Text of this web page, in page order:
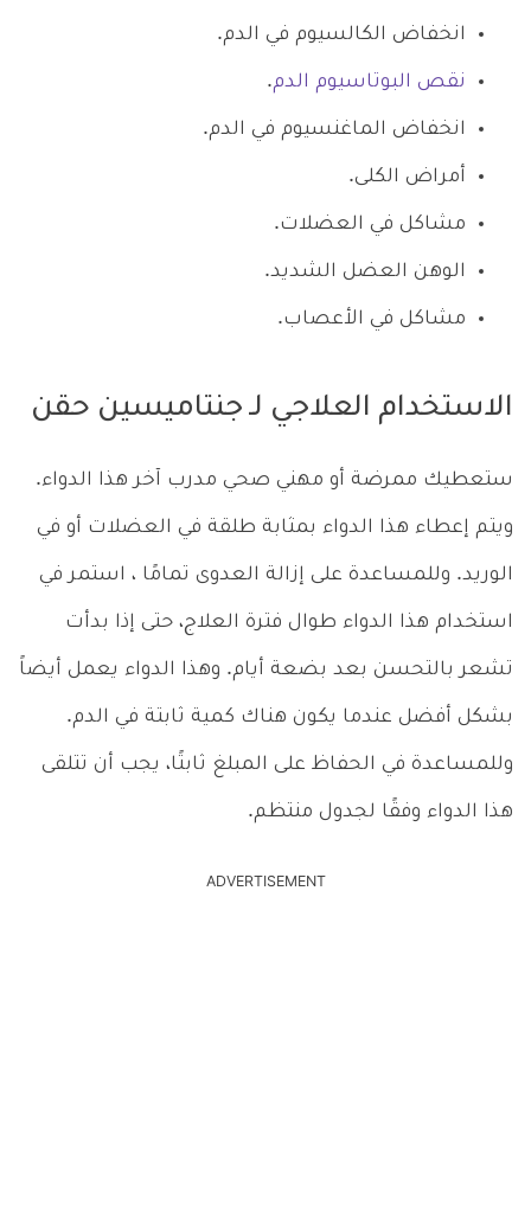
انخفاض الكالسيوم في الدم.
نقص البوتاسيوم الدم.
انخفاض الماغنسيوم في الدم.
أمراض الكلى.
مشاكل في العضلات.
الوهن العضل الشديد.
مشاكل في الأعصاب.
الاستخدام العلاجي لـ جنتاميسين حقن
ستعطيك ممرضة أو مهني صحي مدرب آخر هذا الدواء.
ويتم إعطاء هذا الدواء بمثابة طلقة في العضلات أو في
الوريد. وللمساعدة على إزالة العدوى تمامًا ، استمر في
استخدام هذا الدواء طوال فترة العلاج، حتى إذا بدأت
تشعر بالتحسن بعد بضعة أيام. وهذا الدواء يعمل أيضاً
بشكل أفضل عندما يكون هناك كمية ثابتة في الدم.
وللمساعدة في الحفاظ على المبلغ ثابتًا، يجب أن تتلقى
هذا الدواء وفقًا لجدول منتظم.
ADVERTISEMENT